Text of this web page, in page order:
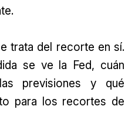
trata del recorte en sí.
se ve la Fed, cuán
previsiones y qué
para los recortes de